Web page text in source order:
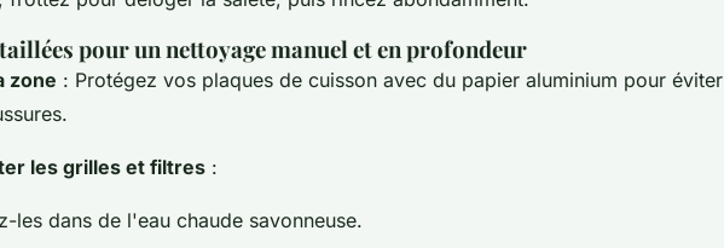
pour un nettoyage manuel et en profondeur
zone : Protégez vos plaques de cuisson avec du papier aluminium pour éviter
les grilles et filtres :
les dans de l'eau chaude savonneuse.